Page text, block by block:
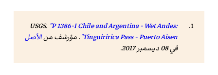
USGS. "P 1386-I Chile and Argentina - Wet Andes:
Tinguiririca Pass - Puerto Aisen" . مؤرشف منالأصل
في 08 ديسمبر 2017
.